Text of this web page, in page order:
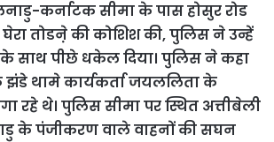
कर्नाटक सीमा के पास होसुर रोड
तोडऩे की कोशिश की, पुलिस ने उन्हें
के साथ पीछे धकेल दिया। पुलिस ने कहा
थामे कार्यकर्ता जयललिता के
रहे थे। पुलिस सीमा पर स्थित अत्तीबेली
के पंजीकरण वाले वाहनों की सघन